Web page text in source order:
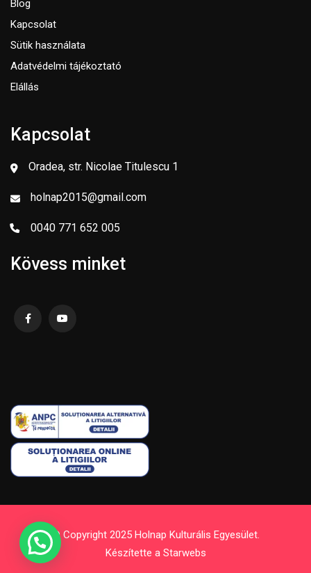
Blog
Kapcsolat
Sütik használata
Adatvédelmi tájékoztató
Elállás
Kapcsolat
Oradea, str. Nicolae Titulescu 1
holnap2015@gmail.com
0040 771 652 005
Kövess minket
© Copyright 2025 Holnap Kulturális Egyesület.
Készítette a Starwebs